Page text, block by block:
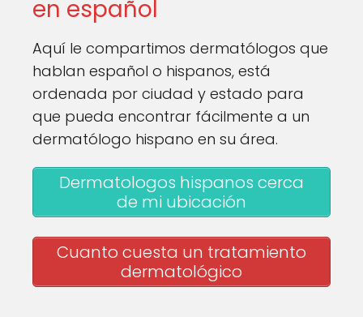
en español
Aquí le compartimos dermatólogos que
hablan español o hispanos, está
ordenada por ciudad y estado para
que pueda encontrar fácilmente a un
dermatólogo hispano en su área.
Dermatologos hispanos cerca
de mi ubicación
Cuanto cuesta un tratamiento
dermatológico